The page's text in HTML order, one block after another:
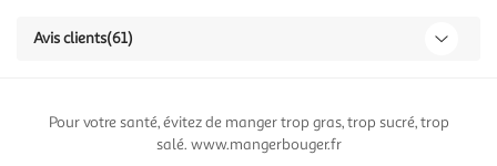
Avis clients(61)
Pour votre santé, évitez de manger trop gras, trop sucré, trop
salé. www.mangerbouger.fr